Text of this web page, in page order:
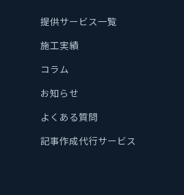
提供サービス一覧
施工実績
コラム
お知らせ
よくある質問
記事作成代行サービス